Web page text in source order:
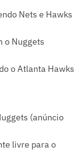
Nets e Hawks
o Nuggets
o Atlanta Hawks
(anúncio
livre para o